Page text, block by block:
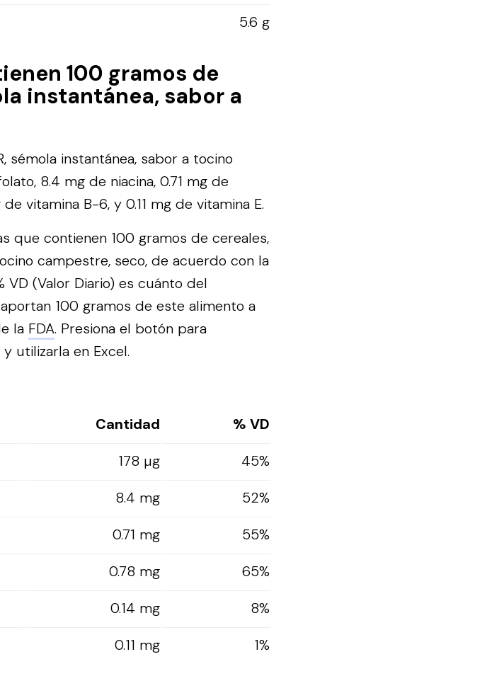
5.6 g
100 gramos de
instantánea, sabor a
sémola instantánea, sabor a tocino
8.4 mg de niacina, 0.71 mg de
vitamina B-6, y 0.11 mg de vitamina E.
que contienen 100 gramos de cereales,
campestre, seco, de acuerdo con la
VD (Valor Diario) es cuánto del
100 gramos de este alimento a
la FDA. Presiona el botón para
utilizarla en Excel.
Cantidad
% VD
178 µg
45%
8.4 mg
52%
0.71 mg
55%
0.78 mg
65%
0.14 mg
8%
0.11 mg 1%